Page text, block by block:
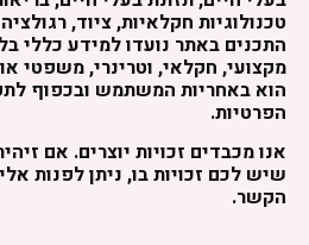
טכנולוגיות חקלאיות, ציוד,
התכנים באתר נועדו למידע כללי
מקצועי, חקלאי, וטרינרי, משפטי
הוא באחריות המשתמש ובכפוף
הפרטיות.
אנו מכבדים זכויות יוצרים. אם
שיש לכם זכויות בו, ניתן לפנות
הקשר.